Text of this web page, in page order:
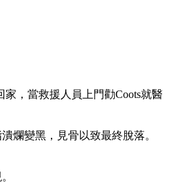
家，當救援人員上門勸Coots就醫
爛變黑，見骨以致最終脫落。